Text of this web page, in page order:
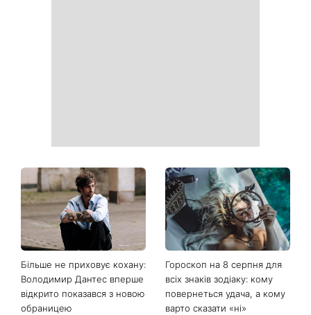
Коли немає кондиціонера:
3 прості способи
охолодити квартиру в
спеку
Погода різко зміниться на
вихідних: у яких областях
України вдарять зливи з
градом